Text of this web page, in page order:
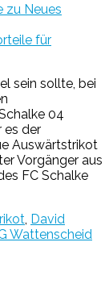
zu Neues
sein sollte, bei
04
es der
Auswärtstrikot
Vorgänger aus
FC Schalke
David
Wattenscheid